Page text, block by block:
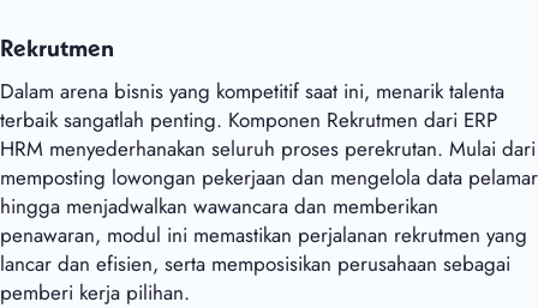
Rekrutmen
Dalam arena bisnis yang kompetitif saat ini, menarik talenta
terbaik sangatlah penting. Komponen Rekrutmen dari ERP
HRM menyederhanakan seluruh proses perekrutan. Mulai dari
memposting lowongan pekerjaan dan mengelola data pelamar
hingga menjadwalkan wawancara dan memberikan
penawaran, modul ini memastikan perjalanan rekrutmen yang
lancar dan efisien, serta memposisikan perusahaan sebagai
pemberi kerja pilihan.